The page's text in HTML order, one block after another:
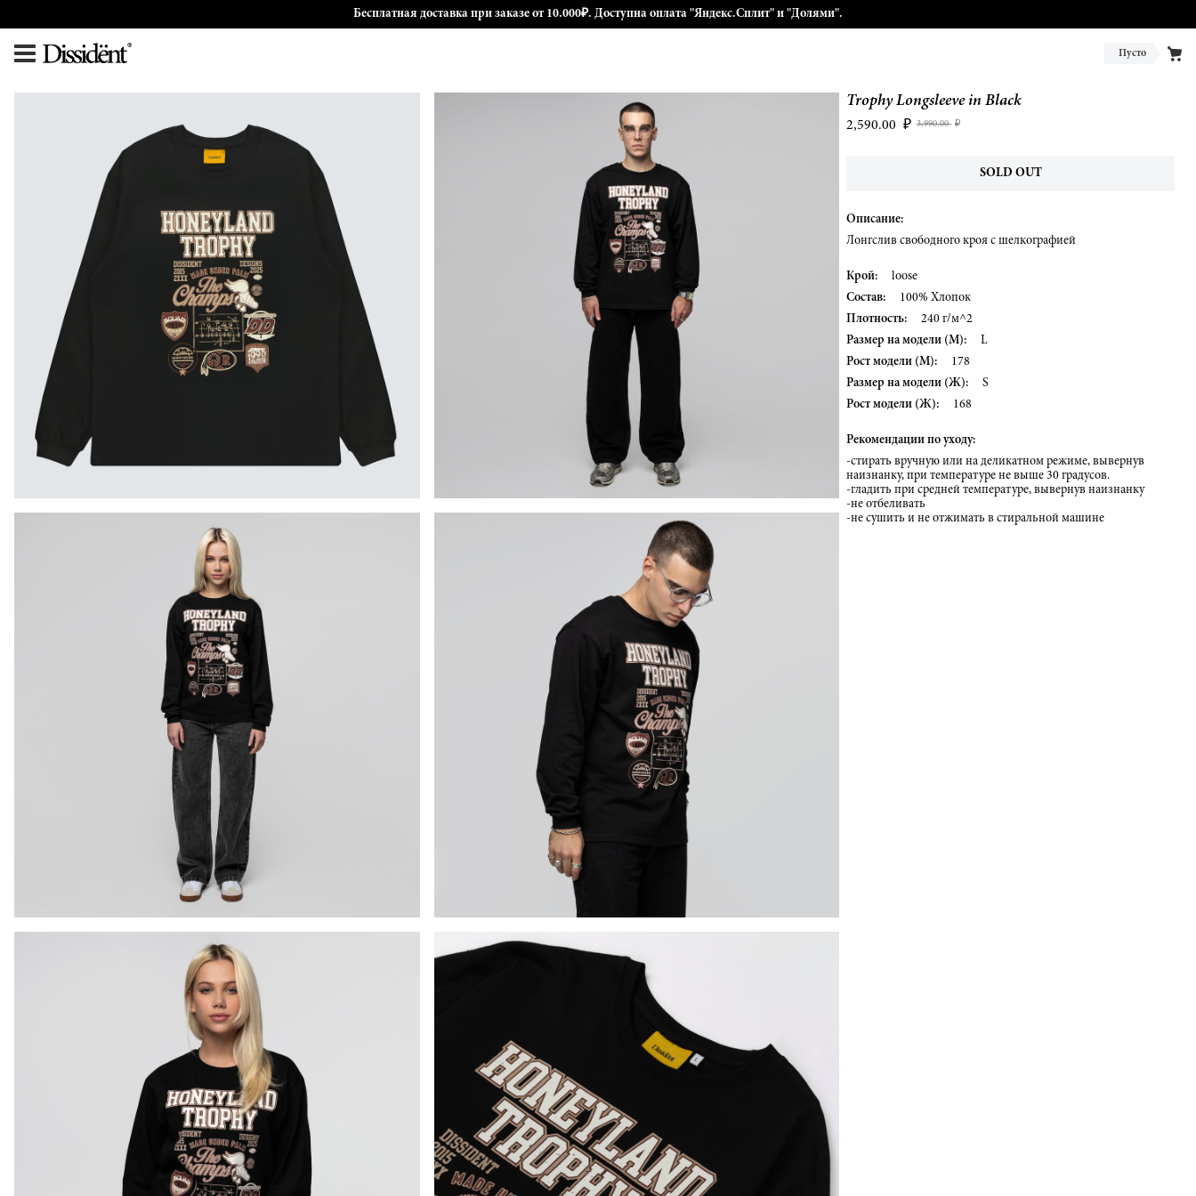
Бесплатная доставка при заказе от 10.000₽. Доступна оплата "Яндекс.Сплит" и "Долями".
Пусто
Trophy Longsleeve in Black
2,590.00 ₽ 3,990.00 ₽
SOLD OUT
Описание:
Лонгслив свободного кроя с шелкографией
Крой:
loose
Состав:
100% Хлопок
Плотность:
240 г/м^2
Размер на модели (М):
L
Рост модели (М):
178
Размер на модели (Ж):
S
Рост модели (Ж):
168
Рекомендации по уходу:
-стирать вручную или на деликатном режиме, вывернув
наизнанку, при температуре не выше 30 градусов.
-гладить при средней температуре, вывернув наизнанку
-не отбеливать
-не сушить и не отжимать в стиральной машине